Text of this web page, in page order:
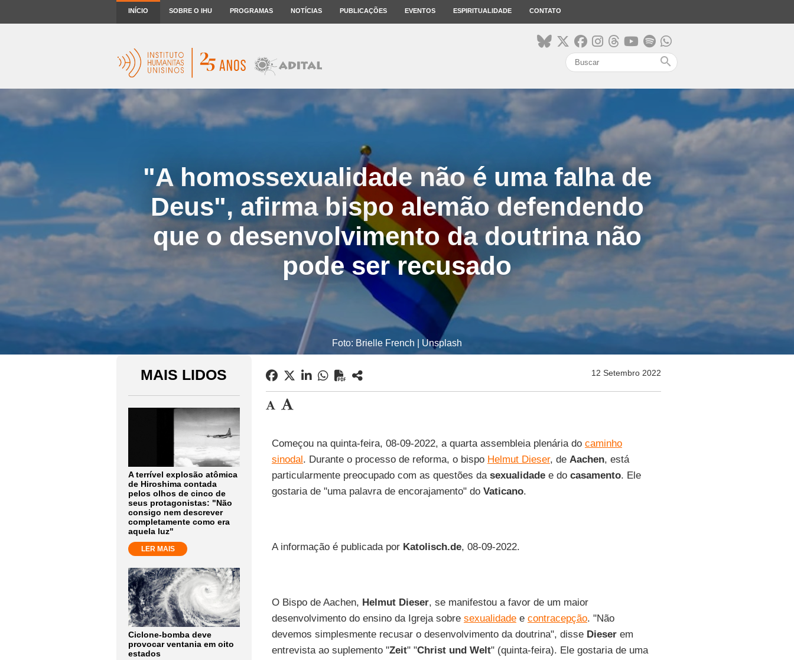
INÍCIO SOBRE O IHU PROGRAMAS NOTÍCIAS PUBLICAÇÕES EVENTOS ESPIRITUALIDADE CONTATO
search
"A homossexualidade não é uma falha de
Deus", afirma bispo alemão defendendo
que o desenvolvimento da doutrina não
pode ser recusado
Foto: Brielle French | Unsplash
MAIS LIDOS
A terrível explosão atômica
de Hiroshima contada
pelos olhos de cinco de
seus protagonistas: "Não
consigo nem descrever
completamente como era
aquela luz"
LER MAIS
Ciclone-bomba deve
provocar ventania em oito
estados
12 Setembro 2022
Começou na quinta-feira, 08-09-2022, a quarta assembleia plenária do caminho
sinodal. Durante o processo de reforma, o bispo Helmut Dieser, de Aachen, está
particularmente preocupado com as questões da sexualidadee do casamento. Ele
gostaria de "uma palavra de encorajamento" do Vaticano.
A informação é publicada por Katolisch.de, 08-09-2022.
O Bispo de Aachen, Helmut Dieser, se manifestou a favor de um maior
desenvolvimento do ensino da Igreja sobre sexualidadee contracepção. "Não
devemos simplesmente recusar o desenvolvimento da doutrina", disse Dieserem
entrevista ao suplemento "Zeit" "Christ und Welt" (quinta-feira). Ele gostaria de uma